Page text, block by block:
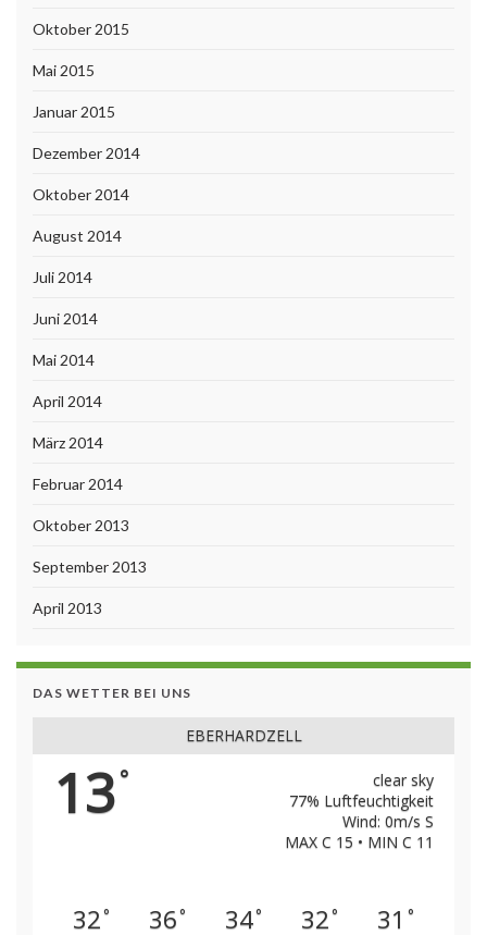
Oktober 2015
Mai 2015
Januar 2015
Dezember 2014
Oktober 2014
August 2014
Juli 2014
Juni 2014
Mai 2014
April 2014
März 2014
Februar 2014
Oktober 2013
September 2013
April 2013
DAS WETTER BEI UNS
EBERHARDZELL
13°
clear sky
77% Luftfeuchtigkeit
Wind: 0m/s S
MAX C 15 • MIN C 11
32° 36° 34° 32° 31 °